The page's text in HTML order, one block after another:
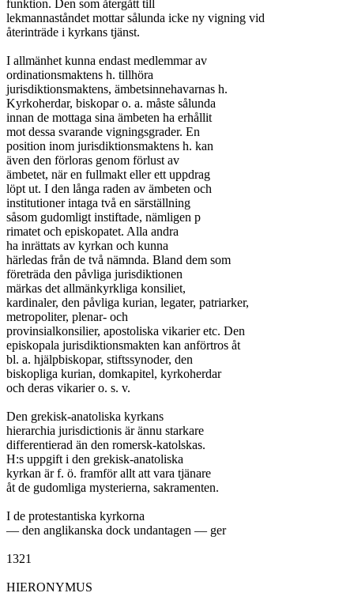
funktion. Den som återgått till
lekmannaståndet mottar sålunda icke ny vigning vid
återinträde i kyrkans tjänst.
I allmänhet kunna endast medlemmar av
ordinationsmaktens h. tillhöra
jurisdiktionsmaktens, ämbetsinnehavarnas h.
Kyrkoherdar, biskopar o. a. måste sålunda
innan de mottaga sina ämbeten ha erhållit
mot dessa svarande vigningsgrader. En
position inom jurisdiktionsmaktens h. kan
även den förloras genom förlust av
ämbetet, när en fullmakt eller ett uppdrag
löpt ut. I den långa raden av ämbeten och
institutioner intaga två en särställning
såsom gudomligt instiftade, nämligen p
rimatet och episkopatet. Alla andra
ha inrättats av kyrkan och kunna
härledas från de två nämnda. Bland dem som
företräda den påvliga jurisdiktionen
märkas det allmänkyrkliga konsiliet,
kardinaler, den påvliga kurian, legater, patriarker,
metropoliter, plenar- och
provinsialkonsilier, apostoliska vikarier etc. Den
episkopala jurisdiktionsmakten kan anförtros åt
bl. a. hjälpbiskopar, stiftssynoder, den
biskopliga kurian, domkapitel, kyrkoherdar
och deras vikarier o. s. v.
Den grekisk-anatoliska kyrkans
hierarchia jurisdictionis är ännu starkare
differentierad än den romersk-katolskas.
H:s uppgift i den grekisk-anatoliska
kyrkan är f. ö. framför allt att vara tjänare
åt de gudomliga mysterierna, sakramenten.
I de protestantiska kyrkorna
— den anglikanska dock undantagen — ger
1321
HIERONYMUS